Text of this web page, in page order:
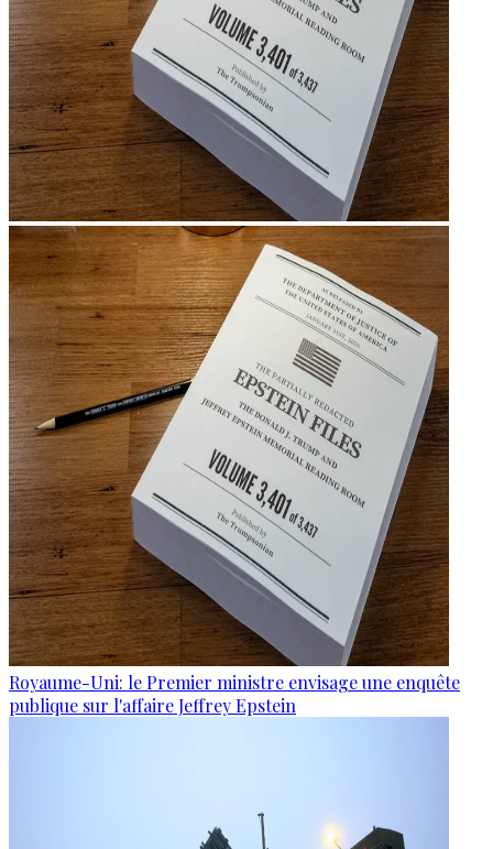
Royaume-Uni: le Premier ministre envisage une enquête
publique sur l'affaire Jeffrey Epstein